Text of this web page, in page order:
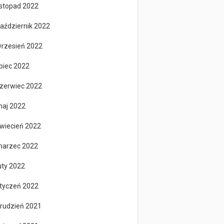
2022
2022
2022
2022
2022
2022
2022
2022
2022
2022
2021